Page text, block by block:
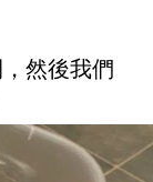
然後我們